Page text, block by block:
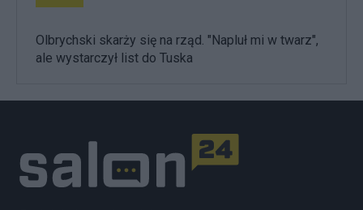
Olbrychski skarży się na rząd. "Napluł mi w twarz",
ale wystarczył list do Tuska